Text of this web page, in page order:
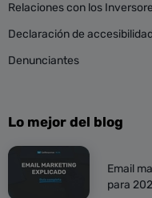
Relaciones con los
Declaración de
Denunciantes
Lo mejor del blog
Email
para